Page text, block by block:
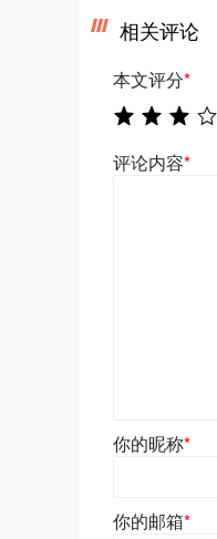
相关评论
本文评分*
评论内容*
你的昵称*
你的邮箱*